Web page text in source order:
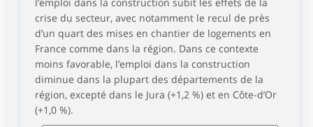
crise du secteur, avec notamment le recul de près
d’un quart des mises en chantier de logements en
France comme dans la région. Dans ce contexte
moins favorable, l’emploi dans la construction
diminue dans la plupart des départements de la
région, excepté dans le Jura (+1,2 %) et en Côte-d’Or
(+1,0 %).